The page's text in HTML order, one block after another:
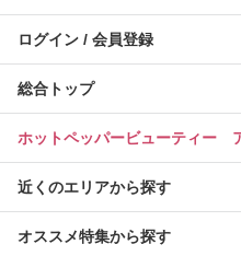
ログイン / 会員登録
総合トップ
ホットペッパービューティー
近くのエリアから探す
オススメ特集から探す